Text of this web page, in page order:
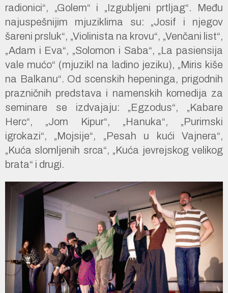
radionici“, „Golem“ i „Izgubljeni prtljag“. Među
najuspešnijim mjuziklima su: „Josif i njegov
šareni prsluk“, „Violinista na krovu“, „Venčani list“,
„Adam i Eva“, „Solomon i Saba“, „La pasiensija
vale mućo“ (mjuzikl na ladino jeziku), „Miris kiše
na Balkanu“. Od scenskih hepeninga, prigodnih
prazničnih predstava i namenskih komedija za
seminare se izdvajaju: „Egzodus“, „Kabare
Herc“, „Jom Kipur“, „Hanuka“, „Purimski
igrokazi“, „Mojsije“, „Pesah u kući Vajnera“,
„Kuća slomljenih srca“, „Kuća jevrejskog velikog
brata“ i drugi.